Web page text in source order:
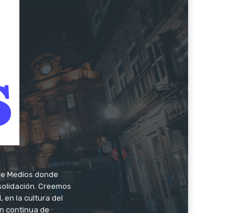
Medios donde
Creemos
en la cultura del
continua de